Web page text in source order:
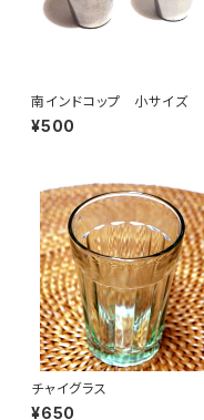
南インドコップ 小サイズ
¥500
チャイグラス
¥650